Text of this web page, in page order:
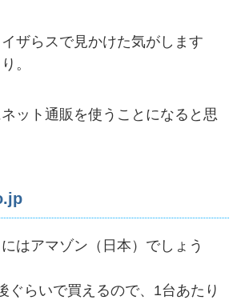
ザらスで見かけた気がします
。
ット通販を使うことになると思
はアマゾン（日本）でしょう
ぐらいで買えるので、1台あたり